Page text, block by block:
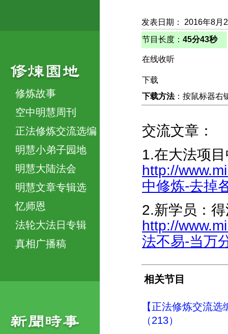
修炼故事
空中明慧周刊
正法修炼交流选编
明慧小弟子园地
明慧大陆法会
明慧文章专辑选
忆师恩
法轮大法日专辑
真相广播稿
发表日期： 2016年8月
节目长度： 45分43秒
在线收听
下载
下载方法：按鼠标器右
交流文章：
1.在大法项
http://
中修炼-去掉
2.新学员：
http://
法不易-当万
相关节目
【正法修炼交流
（213）